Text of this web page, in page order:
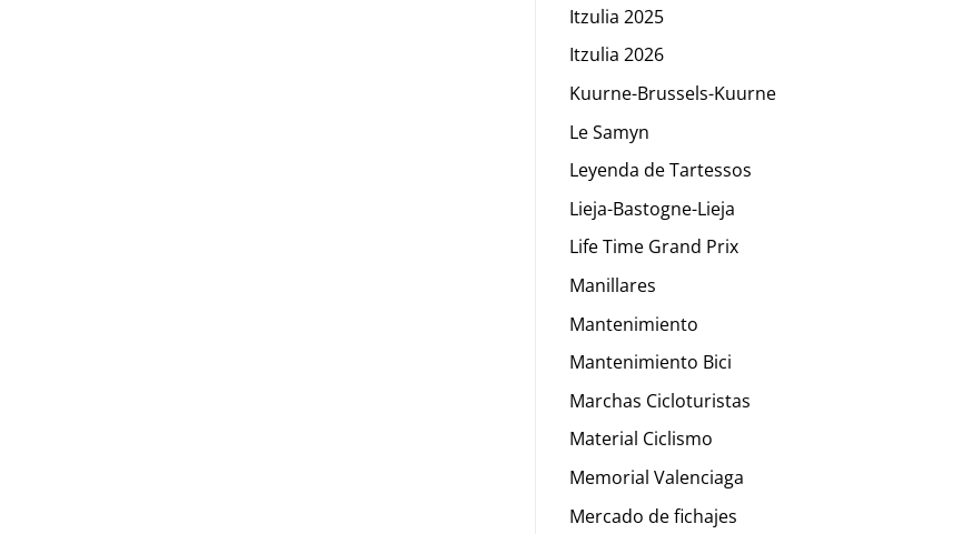
Itzulia 2025
Itzulia 2026
Kuurne-Brussels-Kuurne
Le Samyn
Leyenda de Tartessos
Lieja-Bastogne-Lieja
Life Time Grand Prix
Manillares
Mantenimiento
Mantenimiento Bici
Marchas Cicloturistas
Material Ciclismo
Memorial Valenciaga
Mercado de fichajes